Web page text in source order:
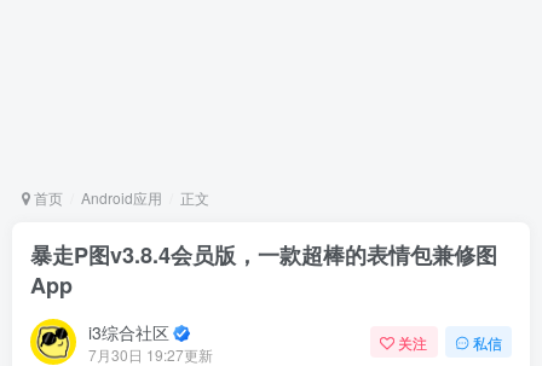
首页 Android应用 正文
暴走P图v3.8.4会员版，一款超棒的表情包兼修图
App
i3综合社区
7月30日 19:27更新
关注 私信